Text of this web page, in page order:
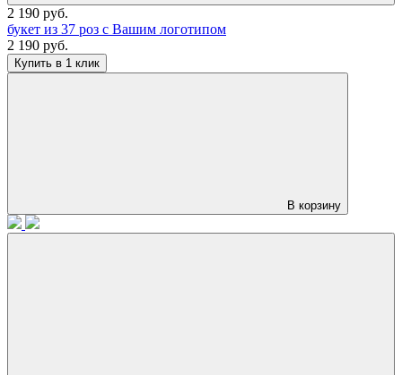
2 190 руб.
букет из 37 роз с Вашим логотипом
2 190 руб.
Купить в 1 клик
В корзину